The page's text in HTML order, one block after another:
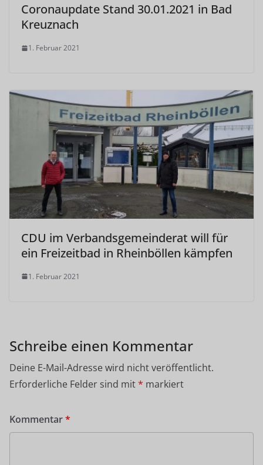
Coronaupdate Stand 30.01.2021 in Bad
Kreuznach
1. Februar 2021
CDU im Verbandsgemeinderat will für
ein Freizeitbad in Rheinböllen kämpfen
1. Februar 2021
Schreibe einen Kommentar
Deine E-Mail-Adresse wird nicht veröffentlicht.
Erforderliche Felder sind mit* markiert
Kommentar*